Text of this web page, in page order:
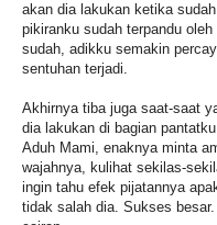
akan dia lakukan ketika
pikiranku sudah terpandu
sudah, adikku semakin
sentuhan terjadi.
Akhirnya tiba juga saat-saat
dia lakukan di bagian
Aduh Mami, enaknya minta
wajahnya, kulihat sekilas-
ingin tahu efek pijatannya
tidak salah dia. Sukses